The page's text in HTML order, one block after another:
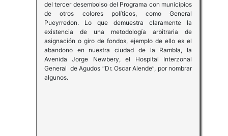
del tercer desembolso del Programa con municipios
de otros colores políticos, como General
Pueyrredon. Lo que demuestra claramente la
existencia de una metodología arbitraria de
asignación o giro de fondos, ejemplo de ello es el
abandono en nuestra ciudad de la Rambla, la
Avenida Jorge Newbery, el Hospital Interzonal
General de Agudos “Dr. Oscar Alende”, por nombrar
algunos.